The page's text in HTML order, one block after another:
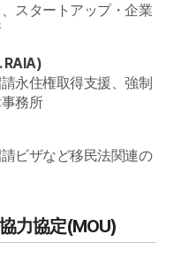
スタートアップ・企業
RAIA)
永住権取得支援、強制
務所
ビザなど移民法関連の
力協定(MOU)